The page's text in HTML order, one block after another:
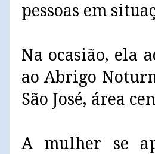
pessoas em
Na ocasião, ela
ao Abrigo
São José, área
A mulher se